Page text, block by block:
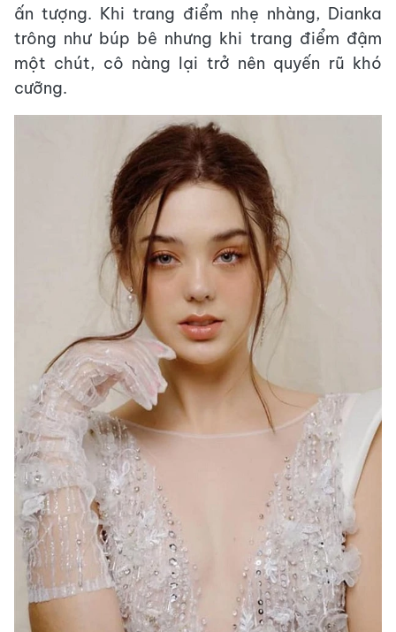
ấn tượng. Khi trang điểm nhẹ nhàng, Dianka
trông như búp bê nhưng khi trang điểm đậm
một chút, cô nàng lại trở nên quyến rũ khó
cưỡng.